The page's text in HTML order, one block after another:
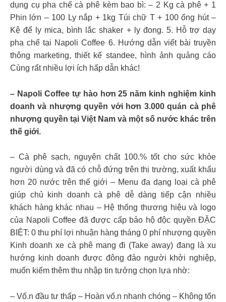
dụng cụ pha chế cà phê kèm bao bì: – 2 Kg cà phê + 1
Phin lớn – 100 Ly nắp + 1kg Túi chữ T + 100 ống hút –
Kệ để ly mica, bình lắc shaker + ly đong. 5. Hỗ trợ dạy
pha chế tại Napoli Coffee 6. Hướng dẫn viết bài truyền
thông marketing, thiết kế standee, hình ảnh quảng cáo
Cùng rất nhiều lợi ích hấp dẫn khác!
– Napoli Coffee tự hào hơn 25 năm kinh nghiệm kinh
doanh và nhượng quyền với hơn 3.000 quán cà phê
nhượng quyền tại Việt Nam và một số nước khác trên
thế giới.
– Cà phê sạch, nguyên chất 100.% tốt cho sức khỏe
người dùng và đã có chỗ đứng trên thị trường, xuất khẩu
hơn 20 nước trên thế giới – Menu đa dạng loại cà phê
giúp chủ kinh doanh cà phê dễ dàng tiếp cận nhiều
khách hàng khác nhau – Hệ thống thương hiệu và logo
của Napoli Coffee đã được cấp bảo hộ độc quyền ĐẶC
BIỆT: 0 thu phí lợi nhuận hàng tháng 0 phí nhượng quyền
Kinh doanh xe cà phê mang đi (Take away) đang là xu
hướng kinh doanh được đông đảo người khởi nghiệp,
muốn kiếm thêm thu nhập tin tưởng chọn lựa nhờ:
– Vố.n đầu tư thấp – Hoàn vố.n nhanh chóng – Không tốn